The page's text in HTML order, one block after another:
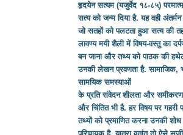
हृदयेन सत्यम (यजुर्वेद १८-८५)
सत्य को जन्म दिया है. यह वही
जो सतहों को पलटता हुआ सत्य की
लावण्य मयी शैली में विषय-वस्तु का
बन जाना और तथ्य को पाठक की
उनकी लेखन प्रवणता है. सामाजिक,
सामयिक समस्याओं
के प्रति संवेदन शीलता और
और चिंतित भी है. हर विषय पर
तथ्यों को प्रमाणित करना उनकी शोध